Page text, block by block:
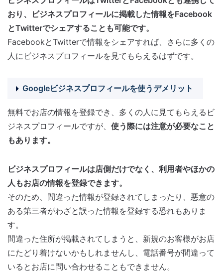
おり、ビジネスプロフィールに掲載した情報をFacebook
とTwitterでシェアすることも可能です。
FacebookとTwitterで情報をシェアすれば、さらに多くの
人にビジネスプロフィールを見てもらえるはずです。
Googleビジネスプロフィールを使うデメリット
無料でお店の情報を登録でき、多くの人に見てもらえるビ
ジネスプロフィールですが、 使う際には注意が必要なこと
もあります。
ビジネスプロフィールは店側だけでなく、利用者やほかの
人もお店の情報を登録できます。
そのため、間違った情報が登録されてしまったり、悪意の
ある第三者がわざと誤った情報を登録する恐れもありま
す。
間違った住所が掲載されてしまうと、新規のお客様がお店
にたどり着けないかもしれませんし、電話番号が間違って
いるとお店に問い合わせることもできません。